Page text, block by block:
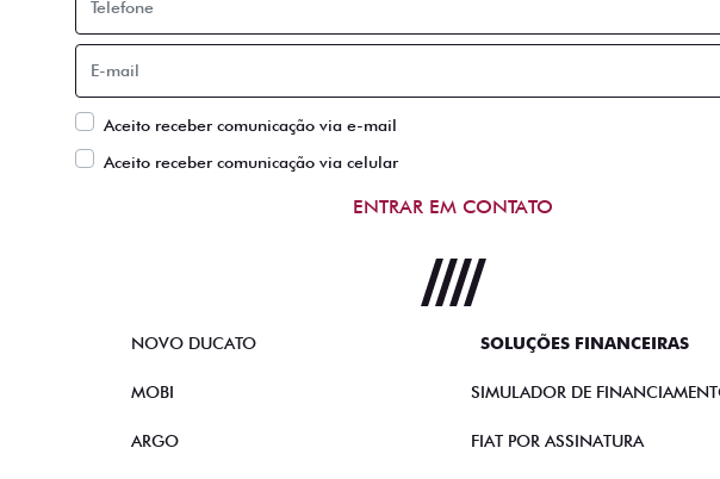
Aceito receber comunicação via e-mail
Aceito receber comunicação via celular
ENTRAR EM CONTATO
NOVO DUCATO
MOBI
ARGO
SOLUÇÕES FINANCEIRAS
SIMULADOR DE
FIAT POR ASSINATURA